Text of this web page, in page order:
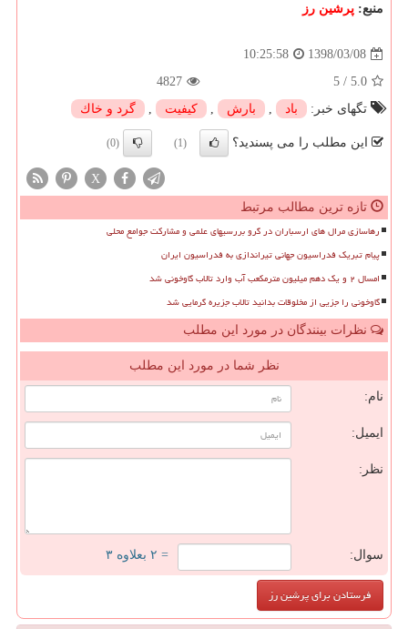
منبع: پرشین رز
1398/03/08
10:25:58
5.0
/
5
4827
تگهای خبر:
باد , بارش , كیفیت , گرد و خاك
این مطلب را می پسندید؟ (1)
(0)
X
تازه ترین مطالب مرتبط
رهاسازی مرال های ارسباران در گرو بررسیهای علمی و مشارکت جوامع محلی
پیام تبریک فدراسیون جهانی تیراندازی به فدراسیون ایران
امسال ۲ و یک دهم میلیون مترمکعب آب وارد تالاب گاوخونی شد
گاوخونی را جزیی از مخلوقات بدانید تالاب جزیره گرمایی شد
نظرات بینندگان در مورد این مطلب
نظر شما در مورد این مطلب
نام:
ایمیل:
نظر:
سوال: = ۲ بعلاوه ۳